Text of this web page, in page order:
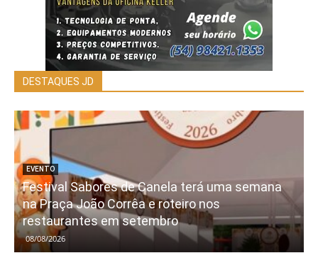
DESTAQUES JD
EVENTO
Festival Sabores de Canela terá uma semana
na Praça João Corrêa e roteiro nos
restaurantes em setembro
08/08/2026